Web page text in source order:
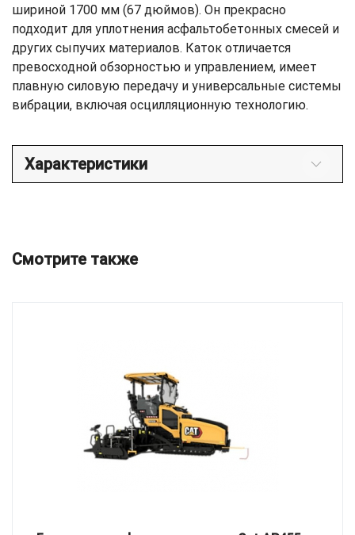
шириной 1700 мм (67 дюймов). Он прекрасно
подходит для уплотнения асфальтобетонных смесей и
других сыпучих материалов. Каток отличается
превосходной обзорностью и управлением, имеет
плавную силовую передачу и универсальные системы
вибрации, включая осцилляционную технологию.
Характеристики
Смотрите также